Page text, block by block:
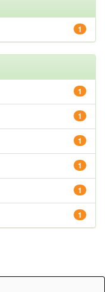
1
1
1
1
1
1
1